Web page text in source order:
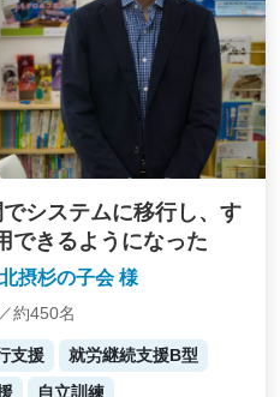
システムに移行し、す
できるようになった
摂杉の子会 様
約450名
支援
就労継続支援B型
自立訓練